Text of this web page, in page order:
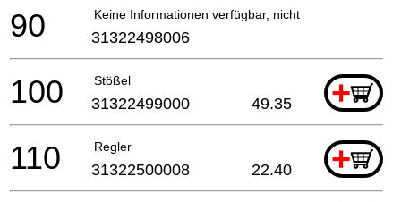
Keine Informationen verfügbar, nicht bestellbar
90 31322498006
Stößel +
100 31322499000 49.35
Regler +
110 31322500008 22.40